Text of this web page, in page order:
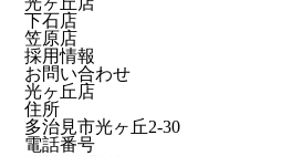
下石店
笠原店
採用情報
お問い合わせ
光ヶ丘店
住所
多治見市光ヶ丘2-30
電話番号